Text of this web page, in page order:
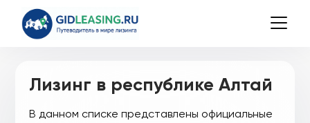
Лизинг в республике Алтай
В данном списке представлены официальные